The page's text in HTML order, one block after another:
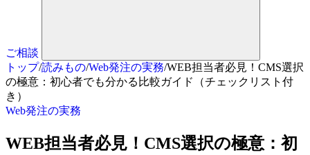
ご相談
トップ/読みもの/Web発注の実務/WEB担当者必見！CMS選択
の極意：初心者でも分かる比較ガイド（チェックリスト付
き）
Web発注の実務
WEB担当者必見！CMS選択の極意：初